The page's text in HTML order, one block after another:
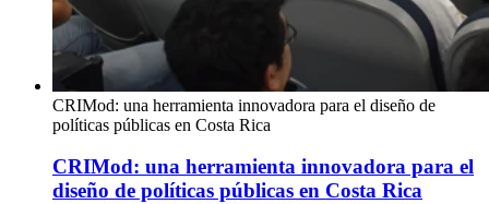
CRIMod: una herramienta innovadora para el diseño de
políticas públicas en Costa Rica
CRIMod: una herramienta innovadora para el
diseño de políticas públicas en Costa Rica